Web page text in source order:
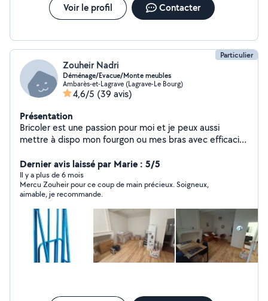
Voir le profil Contacter
Particulier
Zouheir Nadri
Déménage/Evacue/Monte meubles
Ambarès-et-Lagrave (Lagrave-Le Bourg)
4,6/5 (39 avis)
Présentation
Bricoler est une passion pour moi et je peux aussi
mettre à dispo mon fourgon ou mes bras avec efficacité
Dernier avis laissé par Marie : 5/5
Il y a plus de 6 mois
Mercu Zouheir pour ce coup de main précieux. Soigneux,
aimable, je recommande.